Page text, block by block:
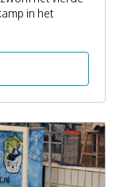
in het